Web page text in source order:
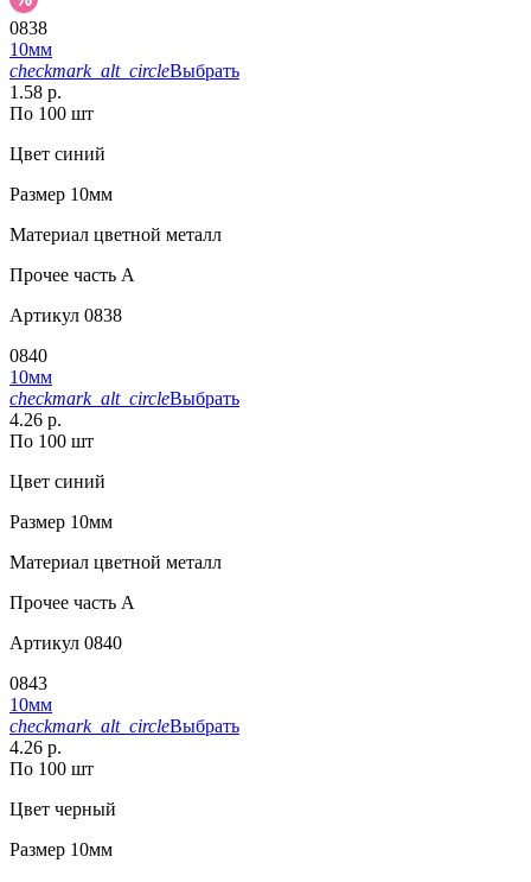
0838
10мм
checkmark_alt_circleВыбрать
1.58 р.
По 100 шт
Цвет синий
Размер 10мм
Материал цветной металл
Прочее часть A
Артикул 0838
0840
10мм
checkmark_alt_circleВыбрать
4.26 р.
По 100 шт
Цвет синий
Размер 10мм
Материал цветной металл
Прочее часть A
Артикул 0840
0843
10мм
checkmark_alt_circleВыбрать
4.26 р.
По 100 шт
Цвет черный
Размер 10мм